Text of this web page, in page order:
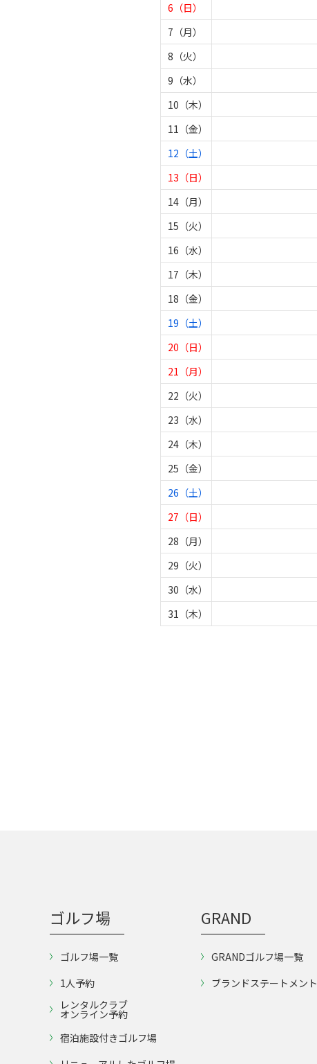
6（日）
7（月）
8（火）
9（水）
10（木）
11（金）
12（土）
13（日）
14（月）
15（火）
16（水）
17（木）
18（金）
19（土）
20（日）
21（月）
22（火）
23（水）
24（木）
25（金）
26（土）
27（日）
28（月）
29（火）
30（水）
31（木）
ゴルフ場
ゴルフ場一覧
1人予約
レンタルクラブ
オンライン予約
宿泊施設付きゴルフ場
GRAND
GRANDゴルフ場一覧
ブランドステートメント